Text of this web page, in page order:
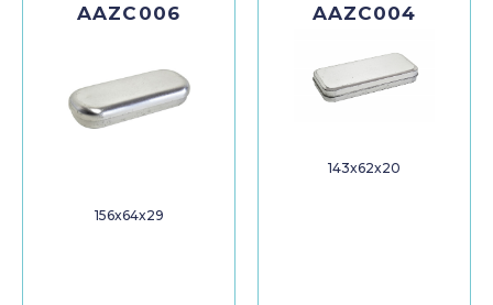
AAZC006
156x64x29
AAZC004
143x62x20